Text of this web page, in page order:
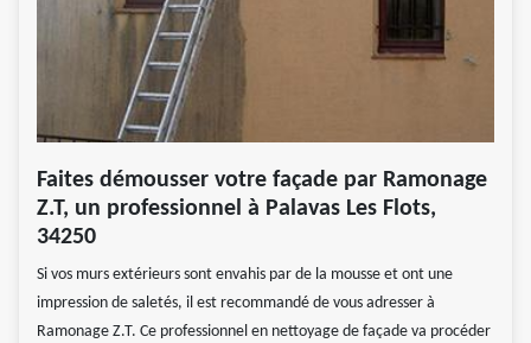
Faites démousser votre façade par Ramonage
Z.T, un professionnel à Palavas Les Flots,
34250
Si vos murs extérieurs sont envahis par de la mousse et ont une
impression de saletés, il est recommandé de vous adresser à
Ramonage Z.T. Ce professionnel en nettoyage de façade va procéder